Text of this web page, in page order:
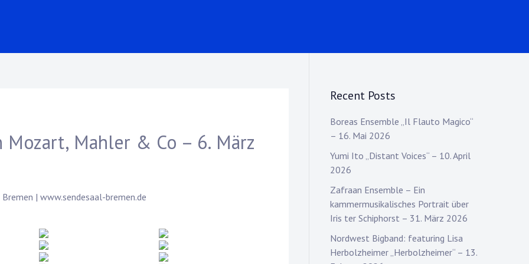
Mozart, Mahler & Co – 6. März
| www.sendesaal-bremen.de
Recent Posts
Boreas Ensemble „Il Flauto Magico“
– 16. Mai 2026
Yumi Ito „Distant Voices“ – 10. April
2026
Zafraan Ensemble – Ein
kammermusikalisches Portrait über
Iris ter Schiphorst – 31. März 2026
Nordwest Bigband: featuring Lisa
Herbolzheimer „Herbolzheimer“ – 13.